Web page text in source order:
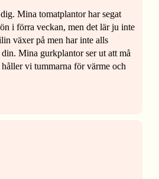
Mina tomatplantor har segat
i förra veckan, men det lär ju inte
växer på men har inte alls
Mina gurkplantor ser ut att må
vi tummarna för värme och